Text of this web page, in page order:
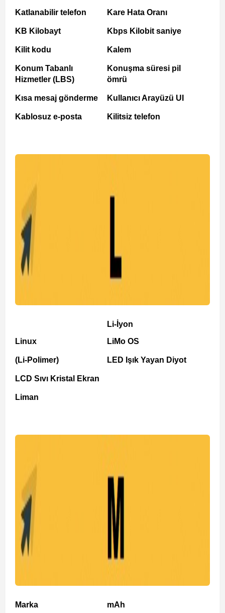
Katlanabilir telefon
KB Kilobayt
Kilit kodu
Konum Tabanlı
Hizmetler (LBS)
Kısa mesaj gönderme
Kablosuz e-posta
Kare Hata Oranı
Kbps Kilobit saniye
Kalem
Konuşma süresi pil
ömrü
Kullanıcı Arayüzü UI
Kilitsiz telefon
Linux
(Li-Polimer)
LCD Sıvı Kristal Ekran
Liman
Li-İyon
LiMo OS
LED Işık Yayan Diyot
Marka mAh